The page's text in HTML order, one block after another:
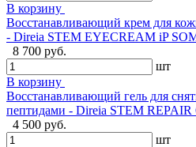
В корзину
Восстанавливающий крем для
- Direia STEM EYECREAM iP
8 700 руб.
шт
В корзину
Восстанавливающий гель для
пептидами - Direia STEM
4 500 руб.
шт